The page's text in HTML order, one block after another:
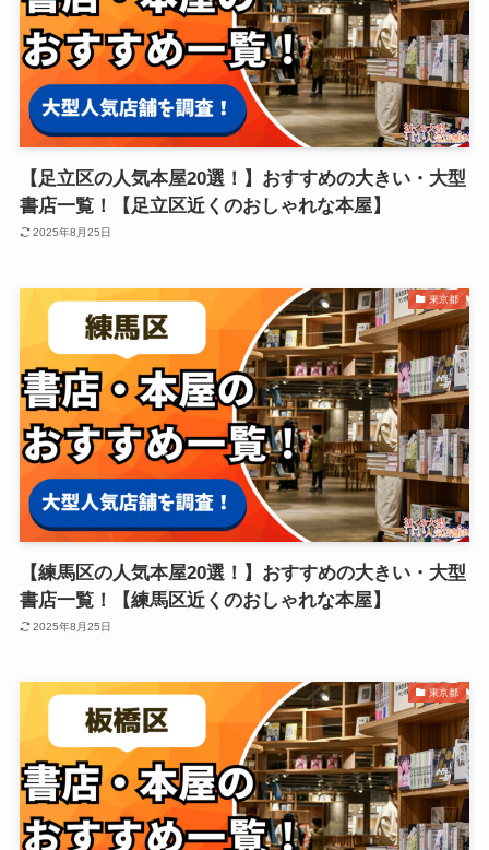
【足立区の人気本屋20選！】おすすめの大きい・大型
書店一覧！【足立区近くのおしゃれな本屋】
2025年8月25日
東京都
【練馬区の人気本屋20選！】おすすめの大きい・大型
書店一覧！【練馬区近くのおしゃれな本屋】
2025年8月25日
東京都